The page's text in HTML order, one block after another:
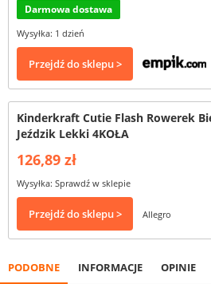
Darmowa dostawa
Wysyłka: 1 dzień
Przejdź do sklepu >
Kinderkraft Cutie Flash Rowerek
Jeździk Lekki 4KOŁA
126,89 zł
Wysyłka: Sprawdź w sklepie
Przejdź do sklepu > Allegro
PODOBNE INFORMACJE OPINIE